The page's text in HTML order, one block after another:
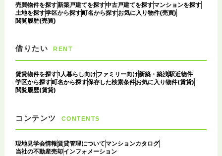
売買物件を探す新築戸建てを探す中古戸建てを探すマンションを探す
土地を探す学区から探す町名から探すお気に入り物件(売買)
閲覧履歴(売買)
借りたい RENT
賃貸物件を探す1人暮らし向けファミリー向け新築・築浅駅近物件
学区から探す町名から探す保存した検索条件お気に入り物件(賃貸)
閲覧履歴(賃貸)
コンテンツ CONTENTS
現地見学会情報賃貸管理について マンションカタログ
当社の不動産売却インフォメーション